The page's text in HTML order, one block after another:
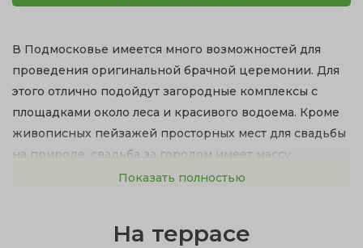
В Подмосковье имеется много возможностей для
проведения оригинальной брачной церемонии. Для
этого отлично подойдут загородные комплексы с
площадками около леса и красивого водоема. Кроме
живописных пейзажей просторных мест для свадьбы
на природе, свадьба за городом имеет массу
обслуживание;
Показать полностью
На террасе